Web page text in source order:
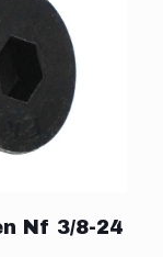
Nf 3/8-24